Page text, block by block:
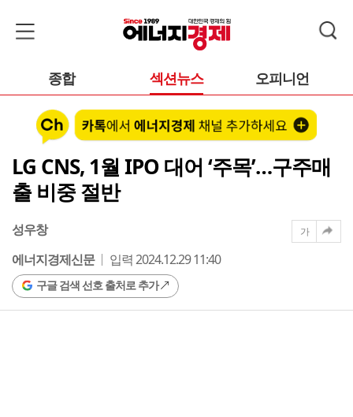
종합 섹션뉴스 오피니언
LG CNS, 1월 IPO 대어 ‘주목’…구주매
출 비중 절반
성우창
에너지경제신문
입력 2024.12.29 11:40
구글 검색 선호 출처로 추가
가